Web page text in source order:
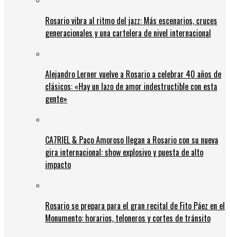
Rosario vibra al ritmo del jazz: Más escenarios, cruces
generacionales y una cartelera de nivel internacional
Alejandro Lerner vuelve a Rosario a celebrar 40 años de
clásicos: «Hay un lazo de amor indestructible con esta
gente»
CA7RIEL & Paco Amoroso llegan a Rosario con su nueva
gira internacional: show explosivo y puesta de alto
impacto
Rosario se prepara para el gran recital de Fito Páez en el
Monumento: horarios, teloneros y cortes de tránsito